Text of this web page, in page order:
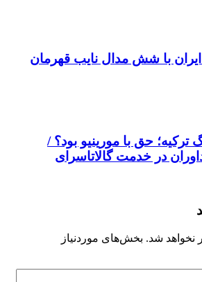
ایران با شش مدال نایب قهرمان
حق با مورینیو بود؟ /
در خدمت گالاتاسرای
نخواهد شد. بخش‌های موردنیاز